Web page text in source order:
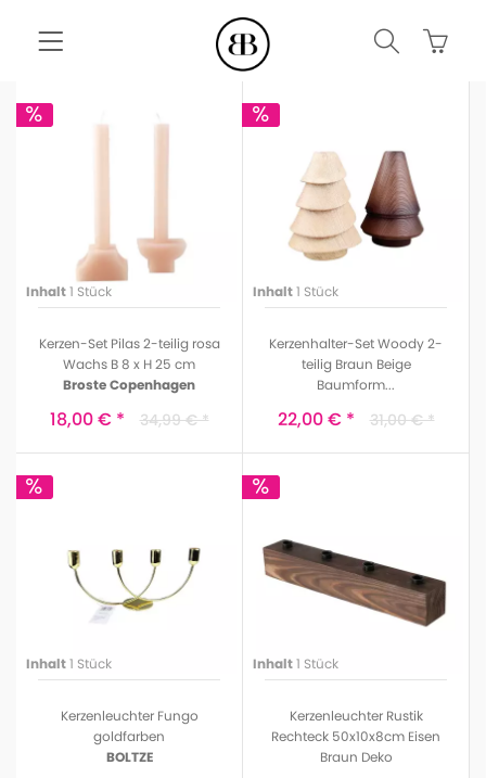
Inhalt1 Stück
Kerzen-Set Pilas 2-teilig rosa
Wachs B 8 x H 25 cm
Broste Copenhagen
18,00 € * 34,99 € *
Inhalt1 Stück
Kerzenhalter-Set Woody 2-
teilig Braun Beige
Baumform...
22,00 € * 31,00 € *
Inhalt1 Stück
Kerzenleuchter Fungo
goldfarben
BOLTZE
Inhalt1 Stück
Kerzenleuchter Rustik
Rechteck 50x10x8cm Eisen
Braun Deko